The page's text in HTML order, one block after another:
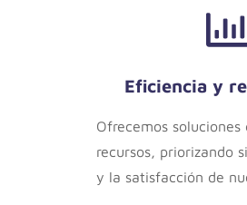
Eficiencia y
Ofrecemos
recursos, priorizando
y la satisfacción de